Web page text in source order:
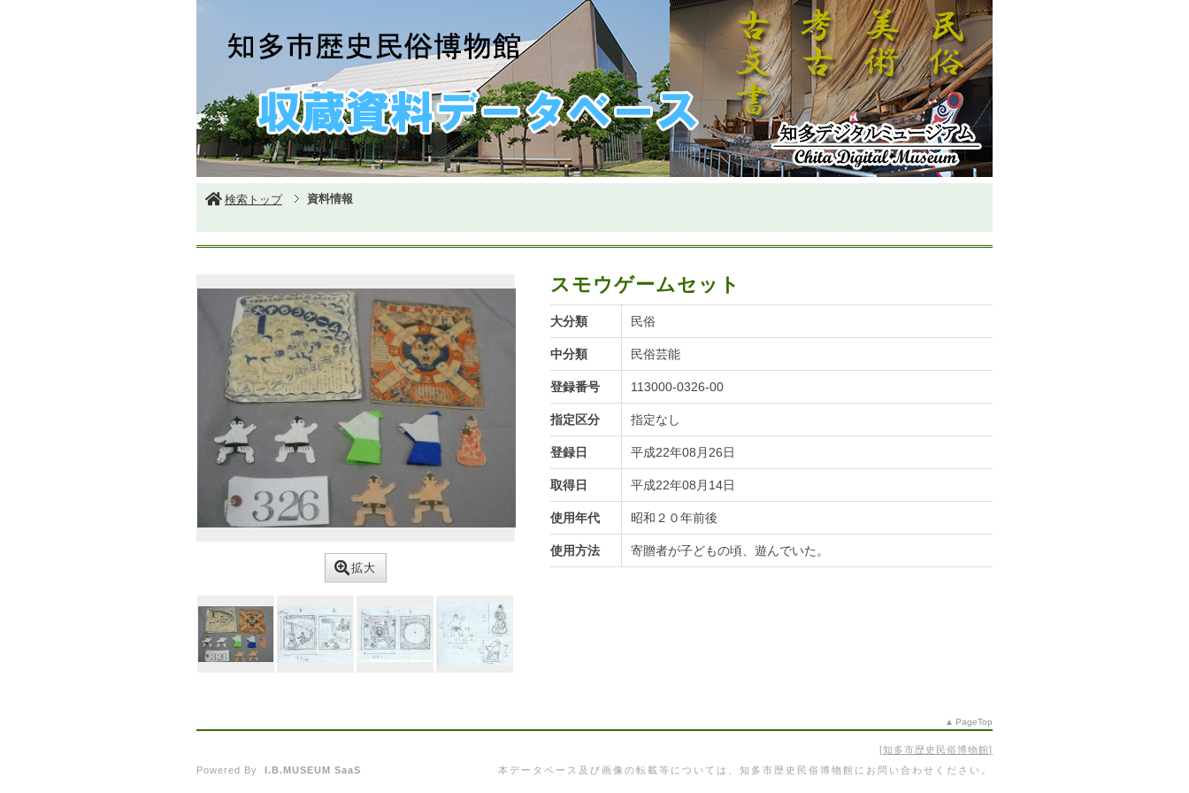
検索トップ 資料情報
拡大
スモウゲームセット
大分類 民俗
中分類 民俗芸能
登録番号 113000-0326-00
指定区分 指定なし
登録日 平成22年08月26日
取得日 平成22年08月14日
使用年代 昭和２０年前後
使用方法 寄贈者が子どもの頃、遊んでいた。
PageTop
知多市歴史民俗博物館
本データベース及び画像の転載等については、知多市歴史民俗博物館にお問い合わせください。
Powered By I.B.MUSEUM SaaS